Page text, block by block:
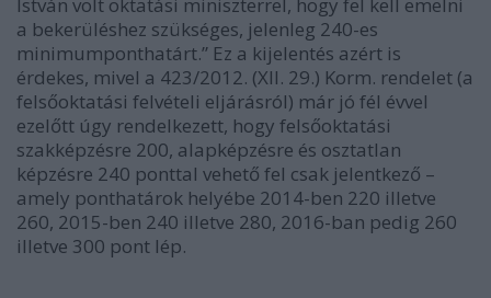
István volt oktatási miniszterrel, hogy fel kell emelni
a bekerüléshez szükséges, jelenleg 240-es
minimumponthatárt.” Ez a kijelentés azért is
érdekes, mivel a 423/2012. (XII. 29.) Korm. rendelet (a
felsőoktatási felvételi eljárásról) már jó fél évvel
ezelőtt úgy rendelkezett, hogy felsőoktatási
szakképzésre 200, alapképzésre és osztatlan
képzésre 240 ponttal vehető fel csak jelentkező –
amely ponthatárok helyébe 2014-ben 220 illetve
260, 2015-ben 240 illetve 280, 2016-ban pedig 260
illetve 300 pont lép.